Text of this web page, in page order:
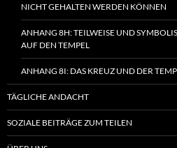
NICHT GEHALTEN WERDEN KÖNNEN
ANHANG 8H: TEILWEISE UND
AUF DEN TEMPEL
ANHANG 8I: DAS KREUZ UND DER
TÄGLICHE ANDACHT
SOZIALE BEITRÄGE ZUM TEILEN